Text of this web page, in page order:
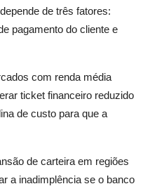
de três fatores:
pagamento do cliente e
com renda média
ticket financeiro reduzido
de custo para que a
de carteira em regiões
a inadimplência se o banco